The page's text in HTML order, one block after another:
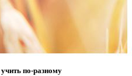
по-разному